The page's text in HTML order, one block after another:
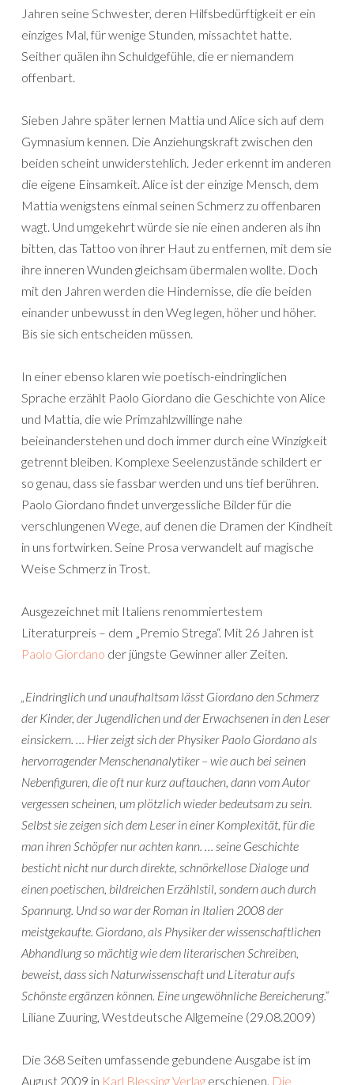
Jahren seine Schwester, deren Hilfsbedürftigkeit er ein
einziges Mal, für wenige Stunden, missachtet hatte.
Seither quälen ihn Schuldgefühle, die er niemandem
offenbart.
Sieben Jahre später lernen Mattia und Alice sich auf dem
Gymnasium kennen. Die Anziehungskraft zwischen den
beiden scheint unwiderstehlich. Jeder erkennt im anderen
die eigene Einsamkeit. Alice ist der einzige Mensch, dem
Mattia wenigstens einmal seinen Schmerz zu offenbaren
wagt. Und umgekehrt würde sie nie einen anderen als ihn
bitten, das Tattoo von ihrer Haut zu entfernen, mit dem sie
ihre inneren Wunden gleichsam übermalen wollte. Doch
mit den Jahren werden die Hindernisse, die die beiden
einander unbewusst in den Weg legen, höher und höher.
Bis sie sich entscheiden müssen.
In einer ebenso klaren wie poetisch-eindringlichen
Sprache erzählt Paolo Giordano die Geschichte von Alice
und Mattia, die wie Primzahlzwillinge nahe
beieinanderstehen und doch immer durch eine Winzigkeit
getrennt bleiben. Komplexe Seelenzustände schildert er
so genau, dass sie fassbar werden und uns tief berühren.
Paolo Giordano findet unvergessliche Bilder für die
verschlungenen Wege, auf denen die Dramen der Kindheit
in uns fortwirken. Seine Prosa verwandelt auf magische
Weise Schmerz in Trost.
Ausgezeichnet mit Italiens renommiertestem
Literaturpreis – dem „Premio Strega“. Mit 26 Jahren ist
Paolo Giordano der jüngste Gewinner aller Zeiten.
„Eindringlich und unaufhaltsam lässt Giordano den Schmerz
der Kinder, der Jugendlichen und der Erwachsenen in den Leser
einsickern. … Hier zeigt sich der Physiker Paolo Giordano als
hervorragender Menschenanalytiker – wie auch bei seinen
Nebenfiguren, die oft nur kurz auftauchen, dann vom Autor
vergessen scheinen, um plötzlich wieder bedeutsam zu sein.
Selbst sie zeigen sich dem Leser in einer Komplexität, für die
man ihren Schöpfer nur achten kann. … seine Geschichte
besticht nicht nur durch direkte, schnörkellose Dialoge und
einen poetischen, bildreichen Erzählstil, sondern auch durch
Spannung. Und so war der Roman in Italien 2008 der
meistgekaufte. Giordano, als Physiker der wissenschaftlichen
Abhandlung so mächtig wie dem literarischen Schreiben,
beweist, dass sich Naturwissenschaft und Literatur aufs
Schönste ergänzen können. Eine ungewöhnliche Bereicherung.“
Liliane Zuuring, Westdeutsche Allgemeine (29.08.2009)
Die 368 Seiten umfassende gebundene Ausgabe ist im
August 2009 in Karl Blessing Verlag erschienen. Die